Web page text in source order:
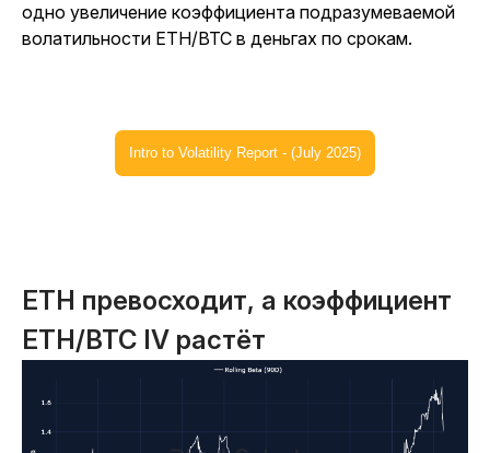
одно увеличение коэффициента подразумеваемой
волатильности ETH/BTC в деньгах по срокам.
Intro to Volatility Report - (July 2025)
ETH превосходит, а коэффициент
ETH/BTC IV растёт